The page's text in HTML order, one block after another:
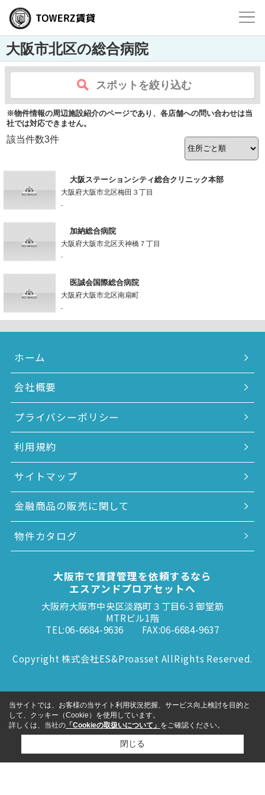
大阪市北区の総合病院
スポットを絞り込む
※物件情報の周辺施設紹介のページであり、各店舗への問い合わせは当
社では対応できません。
該当件数3件
大阪ステーションシティ総合クリニック本部
大阪府大阪市北区梅田３丁目
-
加納総合病院
大阪府大阪市北区天神橋７丁目
-
医誠会国際総合病院
大阪府大阪市北区南扇町
-
ホーム
会社概要
プライバシーポリシー
利用規約
サイトマップ
金融商品の販売に関して
物件カタログ
大阪市で賃貸管理を依頼するなら
エスアンドプロアセットへ
大阪府大阪市中央区淡路町３丁目6-3 御堂筋
MTRビル1階
TEL:06-6684-9636
FAX:06-6684-9637
Copyright 株式会社ES&Proasset AllRights Reserved.
当サイトでは、お客様の当サイト利用状況把握、サービス向上検討を目的と
して、クッキー（Cookie）を使用しています。
詳しくは、当社の 「Cookieの取扱いについて」 をご確認ください。
閉じる